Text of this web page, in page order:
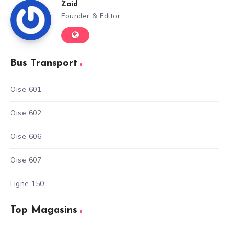
Zaid
Founder & Editor
Bus Transport
Oise 601
Oise 602
Oise 606
Oise 607
Ligne 150
Top Magasins